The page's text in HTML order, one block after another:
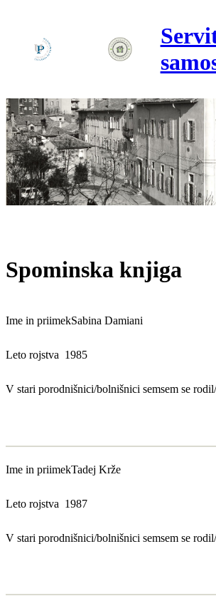
Spominska knjiga
Ime in priimekSabina Damiani
Leto rojstva 1985
V stari porodnišnici/bolnišnici semsem se
Ime in priimekTadej Krže
Leto rojstva 1987
V stari porodnišnici/bolnišnici semsem se